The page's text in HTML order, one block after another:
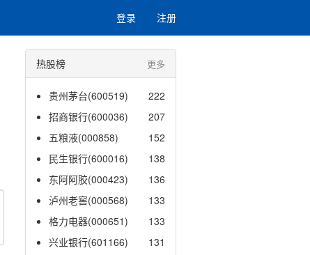
登录 注册
热股榜 更多
贵州茅台(600519)
222
招商银行(600036)
207
五粮液(000858)
152
民生银行(600016)
138
东阿阿胶(000423)
136
泸州老窖(000568)
133
格力电器(000651)
133
兴业银行(601166)
131